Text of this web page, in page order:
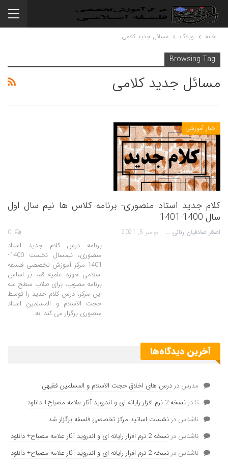
خانه وبلاگ مسائل جدید کلامی
Browsing Tag
مسائل جدید کلامی
اخبار آموزشی
کلام جدید استاد منصوری- برنامه کلاس ها نیم سال اول
سال 1400-1401
اصغر صادقیان رنانی نوامبر 5, 2021
برنامه درس کلام جدید استاد
منصوری، نیمسال نخست 1400-
1401 مرکز آموزش تخصصی فلسفه
اسلامی حوزه علمیه قم، بر اساس
برنامه مصوب، برای طلاب سطح سه
این مرکز، درس کلام جدید را توسط
حجت الاسلام و المسلمین استاد
منصوری برگزار می کند. به…
آخرین دیدگاه‌ها
مدرس در درس های اخلاق حجت الاسلام و المسلمین فقیهی
Sدر نسخه 2 نرم افزار رایانه ای و اندروید آثار علامه مصباح+ دانلود
ناشناس در نشست اساتید مرکز تخصصی فلسفه برگزار شد
ناشناس در نسخه 2 نرم افزار رایانه ای و اندروید آثار علامه مصباح+ دانلود
ناشناس در نسخه 2 نرم افزار رایانه ای و اندروید آثار علامه مصباح+ دانلود